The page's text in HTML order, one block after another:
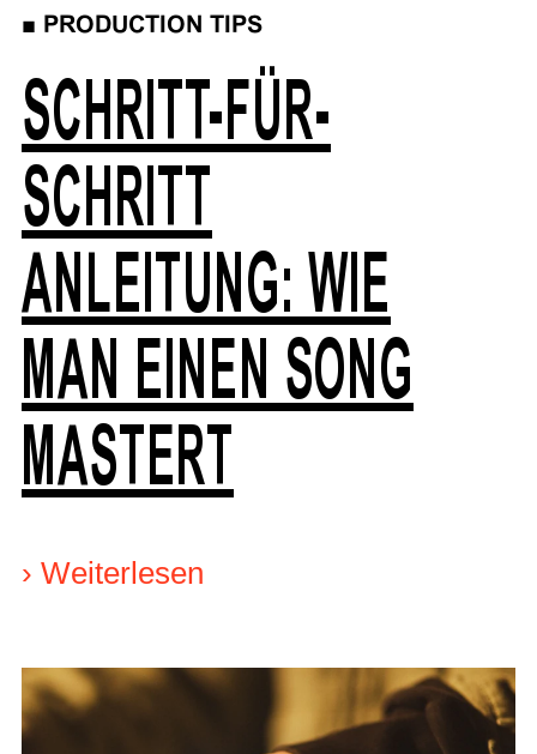
■ PRODUCTION TIPS
SCHRITT-FÜR-
SCHRITT
ANLEITUNG: WIE
MAN EINEN SONG
MASTERT
› Weiterlesen